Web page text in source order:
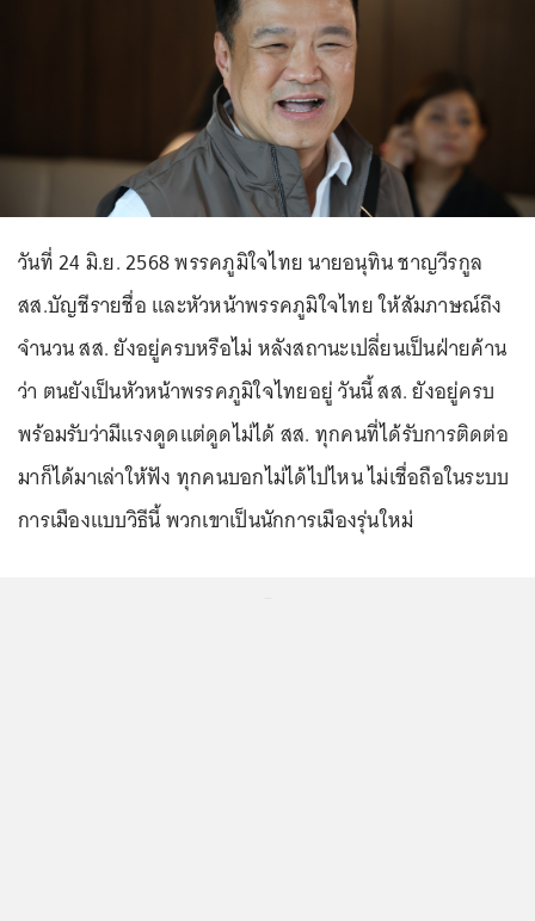
วันที่ 24 มิ.ย. 2568 พรรคภูมิใจไทย นายอนุทิน ชาญวีรกูล
สส.บัญชีรายชื่อ และหัวหน้าพรรคภูมิใจไทย ให้สัมภาษณ์ถึง
จำนวน สส. ยังอยู่ครบหรือไม่ หลังสถานะเปลี่ยนเป็นฝ่ายค้าน
ว่า ตนยังเป็นหัวหน้าพรรคภูมิใจไทยอยู่ วันนี้ สส. ยังอยู่ครบ
พร้อมรับว่ามีแรงดูดแต่ดูดไม่ได้ สส. ทุกคนที่ได้รับการติดต่อ
มาก็ได้มาเล่าให้ฟัง ทุกคนบอกไม่ได้ไปไหน ไม่เชื่อถือในระบบ
การเมืองแบบวิธีนี้ พวกเขาเป็นนักการเมืองรุ่นใหม่